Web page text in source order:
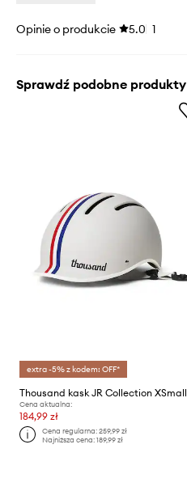
Opinie o produkcie 5.0 1
Sprawdź podobne produkty
extra -5% z kodem: OFF*
Thousand kask JR Collection XSmall
Cena aktualna:
184,99 zł
Cena regularna:259,99 zł
Najniższa cena:189,99 zł